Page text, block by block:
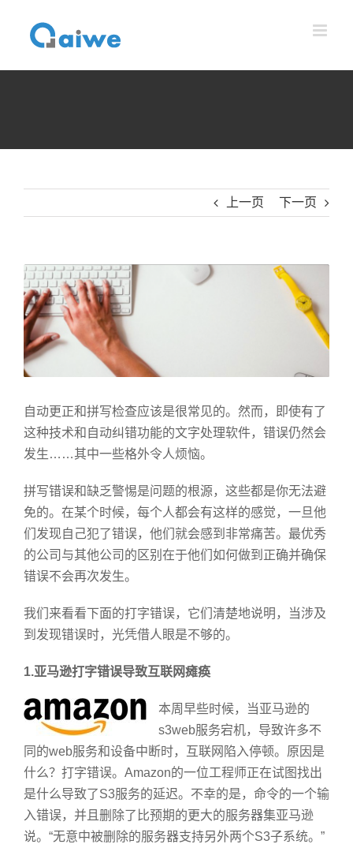
容
上一页 下一页
查
看
大
图
自动更正和拼写检查应该是很常见的。然而，即使有了
这种技术和自动纠错功能的文字处理软件，错误仍然会
发生……其中一些格外令人烦恼。
拼写错误和缺乏警惕是问题的根源，这些都是你无法避
免的。在某个时候，每个人都会有这样的感觉，一旦他
们发现自己犯了错误，他们就会感到非常痛苦。最优秀
的公司与其他公司的区别在于他们如何做到正确并确保
错误不会再次发生。
我们来看看下面的打字错误，它们清楚地说明，当涉及
到发现错误时，光凭借人眼是不够的。
1.亚马逊打字错误导致互联网瘫痪
本周早些时候，当亚马逊的
s3web服务宕机，导致许多不
同的web服务和设备中断时，互联网陷入停顿。原因是
什么？打字错误。Amazon的一位工程师正在试图找出
是什么导致了S3服务的延迟。不幸的是，命令的一个输
入错误，并且删除了比预期的更大的服务器集亚马逊
说。“无意中被删除的服务器支持另外两个S3子系统。”